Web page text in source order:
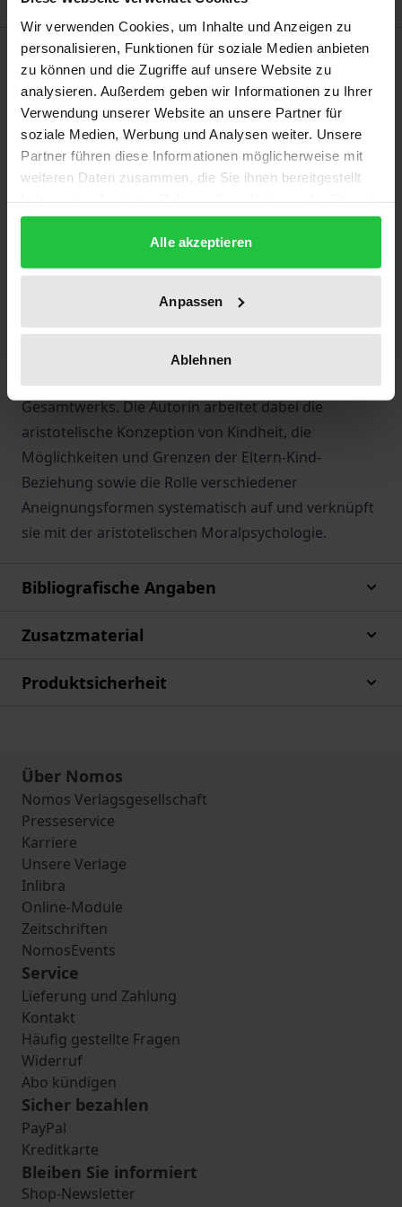
Wir verwenden Cookies, um Inhalte und Anzeigen zu
personalisieren, Funktionen für soziale Medien anbieten
zu können und die Zugriffe auf unsere Website zu
analysieren. Außerdem geben wir Informationen zu Ihrer
Verwendung unserer Website an unsere Partner für
soziale Medien, Werbung und Analysen weiter. Unsere
Partner führen diese Informationen möglicherweise mit
weiteren Daten zusammen, die Sie ihnen bereitgestellt
gesammelt haben.
Alle akzeptieren
Anpassen
Ablehnen
Beschreibung
Wie entsteht ein guter Mensch? Für Aristoteles ist es
neben der natürlichen Veranlagung und
Entwicklung eines Menschen maßgeblich die
Erziehung, die entscheidet, ob ein menschliches
Zentrales Erziehungsziel ist dabei eine
uneingeschränkte moralische Motivation und die
Ausrichtung des eigenen Lebens auf das Gute.
Dieses Buch bietet eine umfassende Analyse der
Entstehung moralischer Motivation durch Erziehung
bei Aristoteles unter Berücksichtigung des
Gesamtwerks. Die Autorin arbeitet dabei die
aristotelische Konzeption von Kindheit, die
Möglichkeiten und Grenzen der Eltern-Kind-
Beziehung sowie die Rolle verschiedener
Aneignungsformen systematisch auf und verknüpft
sie mit der aristotelischen Moralpsychologie.
Bibliografische Angaben
Zusatzmaterial
Produktsicherheit
Über Nomos
Nomos Verlagsgesellschaft
Presseservice
Karriere
Unsere Verlage
Inlibra
Online-Module
Zeitschriften
NomosEvents
Service
Lieferung und Zahlung
Kontakt
Häufig gestellte Fragen
Widerruf
Abo kündigen
Sicher bezahlen
PayPal
Kreditkarte
Bleiben Sie informiert
Shop-Newsletter